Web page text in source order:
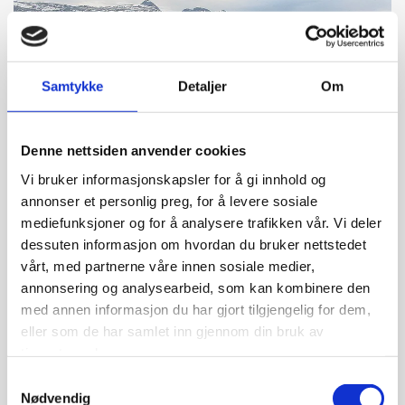
Samtykke Detaljer Om
Denne nettsiden anvender cookies
Vi bruker informasjonskapsler for å gi innhold og
annonser et personlig preg, for å levere sosiale
mediefunksjoner og for å analysere trafikken vår. Vi deler
dessuten informasjon om hvordan du bruker nettstedet
vårt, med partnerne våre innen sosiale medier,
annonsering og analysearbeid, som kan kombinere den
med annen informasjon du har gjort tilgjengelig for dem,
eller som de har samlet inn gjennom din bruk av
Nødvendig
Bildet (6.6.2021) viser - foruten bobilplassen og del av M-
brygga, nesten alle "De Syv Søstre". Fra nord: Botnkrona
(1072 moh.), Grytfoten (1019), Skjærdingen (1037),
Tvillingene (945/980) og Kvasstinden (1010). Breitinden
(Stortinden) på 970 moh. rekker ikke over Åsen for å
komme med på bildet.